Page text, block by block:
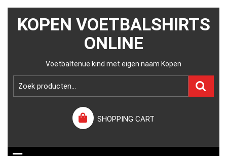
KOPEN VOETBALSHIRTS
ONLINE
Voetbaltenue kind met eigen naam Kopen
SHOPPING CART